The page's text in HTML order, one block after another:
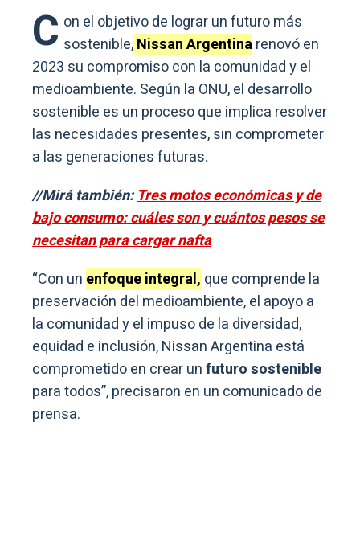
C on el objetivo de lograr un futuro más
sostenible,Nissan Argentinarenovó en
2023 su compromiso con la comunidad y el
medioambiente. Según la ONU, el desarrollo
sostenible es un proceso que implica resolver
las necesidades presentes, sin comprometer
a las generaciones futuras.
//Mirá también:Tres motos económicas y de
bajo consumo: cuáles son y cuántos pesos se
necesitan para cargar nafta
“Con un enfoque integral, que comprende la
preservación del medioambiente, el apoyo a
la comunidad y el impuso de la diversidad,
equidad e inclusión, Nissan Argentina está
comprometido en crear unfuturo sostenible
para todos”, precisaron en un comunicado de
prensa.